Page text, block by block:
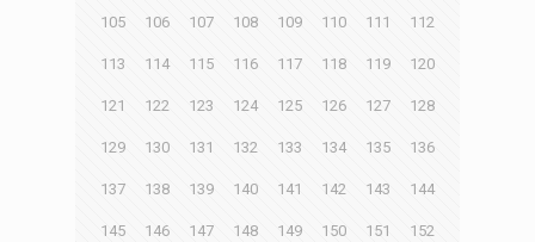
105 106 107 108 109 110 111 112
113 114 115 116 117 118 119 120
121 122 123 124 125 126 127 128
129 130 131 132 133 134 135 136
137 138 139 140 141 142 143 144
145 146 147 148 149 150 151 152